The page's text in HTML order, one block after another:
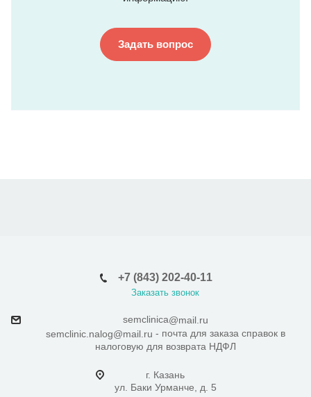
Задать вопрос
+7 (843) 202-40-11
Заказать звонок
semclinica@mail.ru
semclinic.nalog@mail.ru - почта для заказа справок в
налоговую для возврата НДФЛ
г. Казань
ул. Баки Урманче, д. 5